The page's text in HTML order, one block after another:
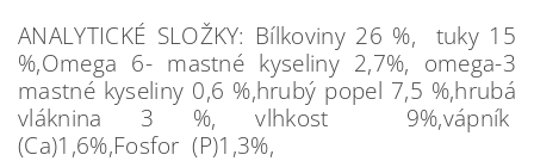
ANALYTICKÉ SLOŽKY: Bílkoviny 26 %, tuky 15
%,Omega 6- mastné kyseliny 2,7%, omega-3
mastné kyseliny 0,6 %,hrubý popel 7,5 %,hrubá
vláknina 3 %, vlhkost 9%,vápník
(Ca)1,6%,Fosfor (P)1,3%,